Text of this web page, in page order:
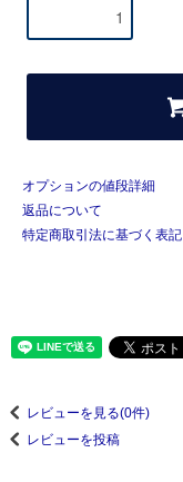
オプションの値段詳細
返品について
特定商取引法に基づく表記
レビューを見る(0件)
レビューを投稿